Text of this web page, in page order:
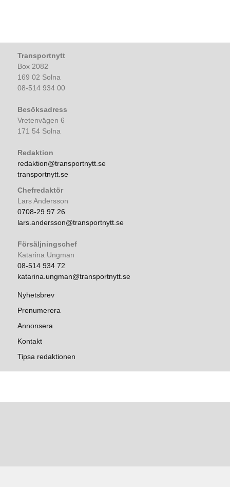
Transportnytt
Box 2082
169 02 Solna
08-514 934 00
Besöksadress
Vretenvägen 6
171 54 Solna
Redaktion
redaktion@transportnytt.se
transportnytt.se
Chefredaktör
Lars Andersson
0708-29 97 26
lars.andersson@transportnytt.se
Försäljningschef
Katarina Ungman
08-514 934 72
katarina.ungman@transportnytt.se
Nyhetsbrev
Prenumerera
Annonsera
Kontakt
Tipsa redaktionen